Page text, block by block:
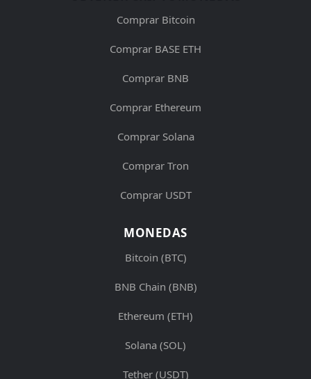
Comprar Bitcoin
Comprar BASE ETH
Comprar BNB
Comprar Ethereum
Comprar Solana
Comprar Tron
Comprar USDT
MONEDAS
Bitcoin (BTC)
BNB Chain (BNB)
Ethereum (ETH)
Solana (SOL)
Tether (USDT)